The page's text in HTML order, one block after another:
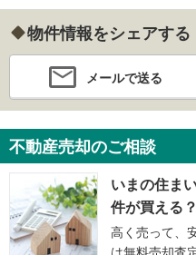
物件情報をシェアする
メールで送る
不動産売却のご相談
いまの住ま
件が買える？
高く売って、
は無料売却査